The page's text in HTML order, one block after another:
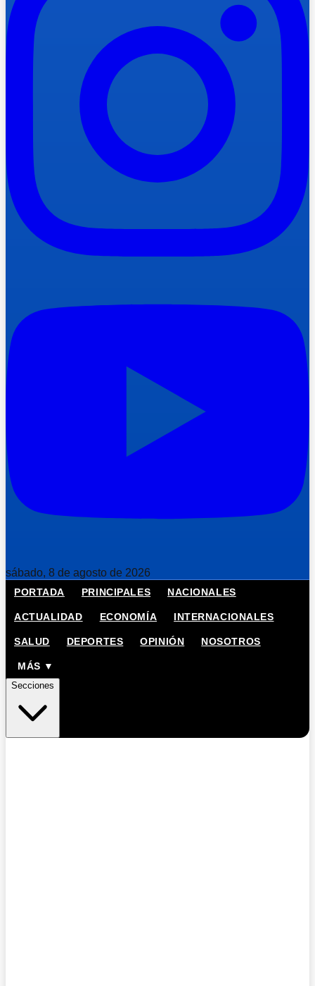
sábado, 8 de agosto de 2026
PORTADA PRINCIPALES NACIONALES
ACTUALIDAD ECONOMÍA INTERNACIONALES
SALUD DEPORTES OPINIÓN NOSOTROS
MÁS ▼
Secciones